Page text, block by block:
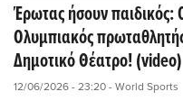
Έρωτας ήσουν παιδικός:
Ολυμπιακός
Δημοτικό Θέατρο! (video)
12/06/2026 - 23:20 - World Sports